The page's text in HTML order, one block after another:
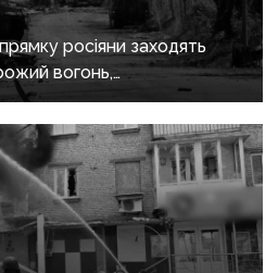
росіяни заходять
вогонь,
слабкі